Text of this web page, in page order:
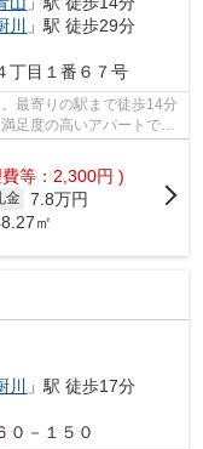
川
」駅 徒歩29分
丁目１番６７号
最寄りの駅まで徒歩14分
足度の高いアパートで
等：2,300円 )
金 7.8万円
㎡
川
」駅 徒歩17分
０－１５０